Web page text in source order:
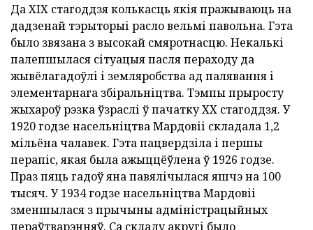
Да XIX стагоддзя колькасць якія пражываюць на
дадзенай тэрыторыі расло вельмі павольна. Гэта
было звязана з высокай смяротнасцю. Некалькі
палепшылася сітуацыя пасля пераходу да
жывёлагадоўлі і земляробства ад палявання і
элементарнага збіральніцтва. Тэмпы прыросту
жыхароў рэзка ўзраслі ў пачатку XX стагоддзя. У
1920 годзе насельніцтва Мардовіі складала 1,2
мільёна чалавек. Гэта пацвердзіла і першы
перапіс, якая была ажыццёўлена ў 1926 годзе.
Праз пяць гадоў яна павялічылася яшчэ на 100
тысяч. У 1934 годзе насельніцтва Мардовіі
зменшылася з прычыны адміністрацыйных
пераўтварэнняў. Са складу акругі было